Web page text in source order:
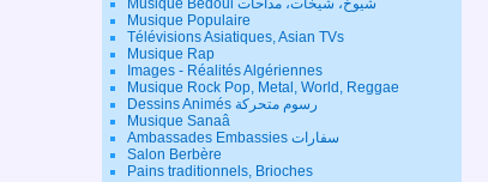
Musique Bédoui شيوخ، شيخات، مداحات
Musique Populaire
Télévisions Asiatiques, Asian TVs
Musique Rap
Images - Réalités Algériennes
Musique Rock Pop, Metal, World, Reggae
Dessins Animés رسوم متحركة
Musique Sanaâ
Ambassades Embassies سفارات
Salon Berbère
Pains traditionnels, Brioches